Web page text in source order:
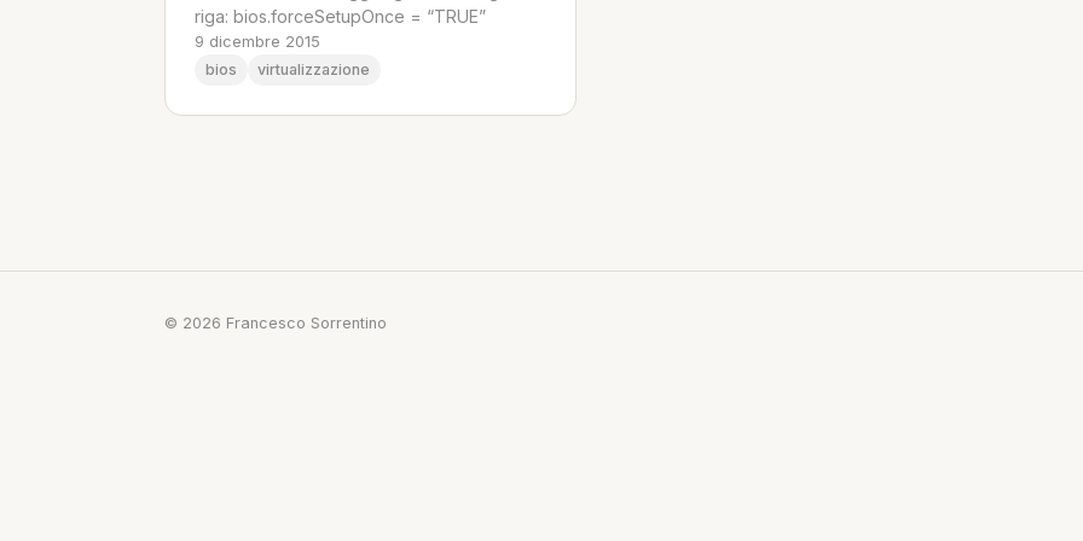
riga: bios.forceSetupOnce = “TRUE”
9 dicembre 2015
bios
virtualizzazione
© 2026 Francesco Sorrentino